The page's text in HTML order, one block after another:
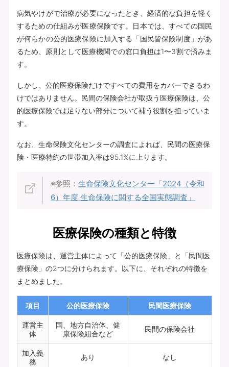
病気やけがで治療が必要になったとき、経済的な負担を軽く
するための仕組みが医療保険です。日本では、すべての国民
が何らかの公的医療保険に加入する「国民皆保険制度」があ
るため、原則として医療機関での窓口負担は1〜3割で済みま
す。
しかし、公的医療保険だけですべての費用をカバーできるわ
けではありません。民間の保険会社が取扱う医療保険は、公
的医療保険では足りない部分について補う役割を担っていま
す。
なお、生命保険文化センターの調査によれば、民間の医療保
険・医療特約の世帯加入率は95.1%に上ります。
※参照： 生命保険文化センター「2024（令和
6）年度 生命保険に関する全国実態調査」
医療保険の種類と特徴
医療保険は、運営主体によって「公的医療保険」と「民間医
療保険」の2つに分けられます。以下に、それぞれの特徴を
まとめました。
項目 公的医療保険 民間医療保険
運営主
体
国、地方自治体、健
康保険組合など
民間の保険会社
加入義
務
あり なし